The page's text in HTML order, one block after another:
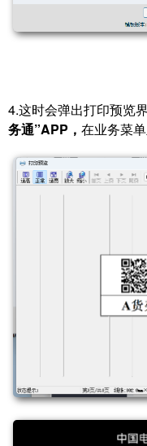
4.这时会弹出打印预览
务通”APP， 在业务菜